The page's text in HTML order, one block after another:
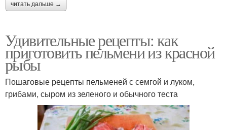
читать дальше →
Удивительные рецепты: как
приготовить пельмени из красной
рыбы
Пошаговые рецепты пельменей с семгой и луком,
грибами, сыром из зеленого и обычного теста